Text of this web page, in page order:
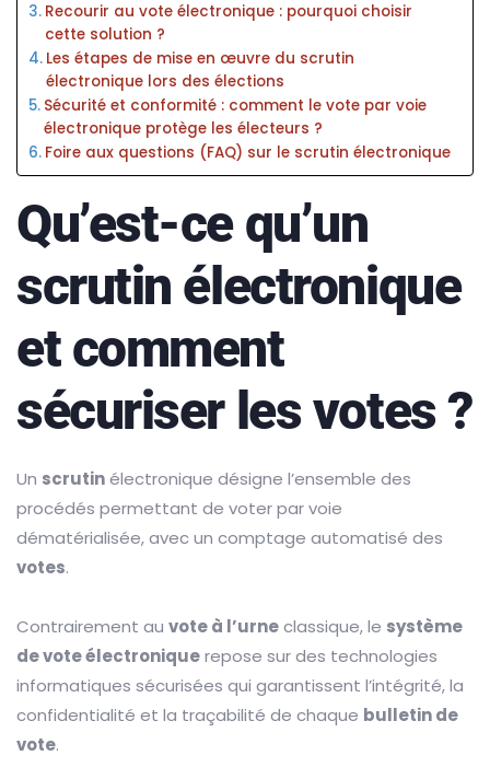
Recourir au vote électronique : pourquoi choisir
cette solution ?
Les étapes de mise en œuvre du scrutin
électronique lors des élections
Sécurité et conformité : comment le vote par voie
électronique protège les électeurs ?
Foire aux questions (FAQ) sur le scrutin électronique
Qu’est-ce qu’un
scrutin électronique
et comment
sécuriser les votes ?
Un scrutinélectronique désigne l’ensemble des
procédés permettant de voter par voie
dématérialisée, avec un comptage automatisé des
votes.
Contrairement au vote à l’urneclassique, le système
de vote électroniquerepose sur des technologies
informatiques sécurisées qui garantissent l’intégrité, la
confidentialité et la traçabilité de chaque bulletin de
vote.